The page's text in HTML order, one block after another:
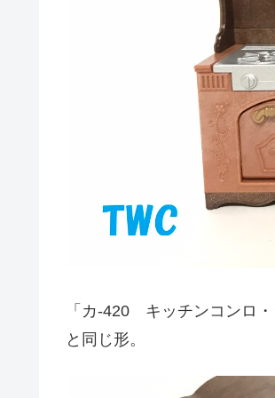
「カ-420 キッチンコンロ・
と同じ形。